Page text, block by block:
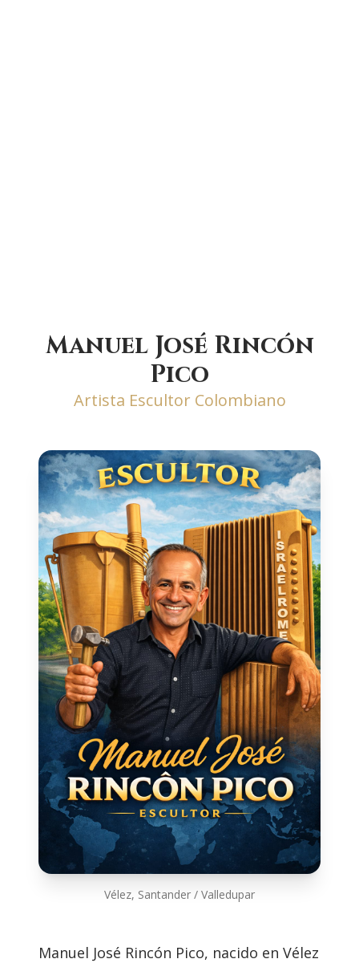
Manuel José Rincón
Pico
Artista Escultor Colombiano
Vélez, Santander / Valledupar
Manuel José Rincón Pico, nacido en Vélez